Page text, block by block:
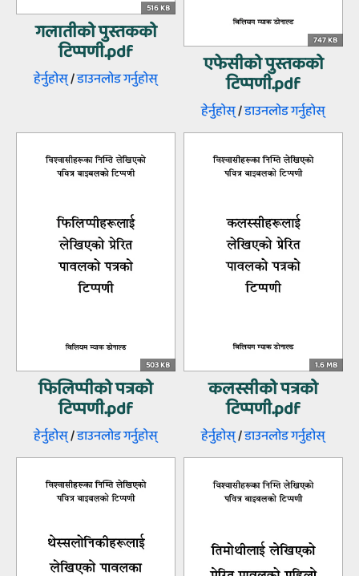
516 KB
गलातीको पुस्तकको
टिप्पणी.pdf
हेर्नुहोस्‌/डाउनलोड गर्नुहोस्‌
747 KB
एफेसीको पुस्तकको
टिप्पणी.pdf
हेर्नुहोस्‌/डाउनलोड गर्नुहोस्‌
503 KB
फिलिप्पीको पत्रको
टिप्पणी.pdf
हेर्नुहोस्‌/डाउनलोड गर्नुहोस्‌
1.6 MB
कलस्सीको पत्रको
टिप्पणी.pdf
हेर्नुहोस्‌/डाउनलोड गर्नुहोस्‌